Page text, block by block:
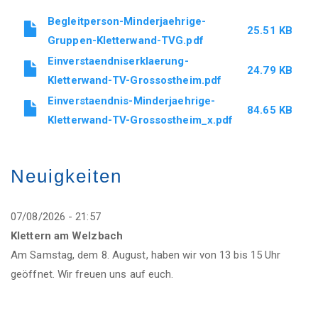
Stephan.thomaier@tv-grossostheim.de
Image
DocumentBegleitperson-Minderjaehrige-
Gruppen-Kletterwand-TVG.pdf
25.51 KB
DocumentEinverstaendniserklaerung-
Kletterwand-TV-Grossostheim.pdf
24.79 KB
DocumentEinverstaendnis-Minderjaehrige-
Kletterwand-TV-Grossostheim_x.pdf
84.65 KB
Neuigkeiten
07/08/2026 - 21:57
Klettern am Welzbach
Am Samstag, dem 8. August, haben wir von 13 bis 15 Uhr
geöffnet. Wir freuen uns auf euch.